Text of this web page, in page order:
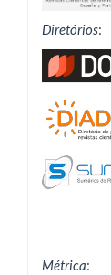
Diretórios:
Métrica: